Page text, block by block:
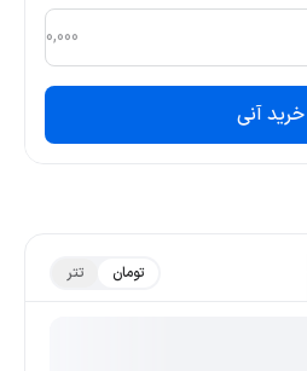
تومان تتر
خرید آنی